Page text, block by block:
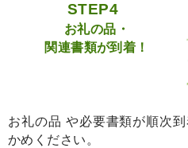
STEP4
お礼の品・
関連書類が到着！
お礼の品 や必要書類が順次
かめください。